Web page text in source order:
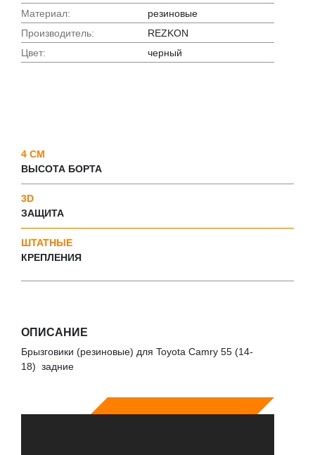
Материал:
резиновые
Производитель:
REZKON
Цвет:
черный
4 СМ
ВЫСОТА БОРТА
3D
ЗАЩИТА
ШТАТНЫЕ
КРЕПЛЕНИЯ
ОПИСАНИЕ
Брызговики (резиновые) для Toyota Camry 55 (14-
18) задние